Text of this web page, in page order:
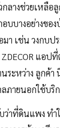
กลางช่วยเหลื
บบางอย่างขอ
มา เช่น วงกบ
แอป
นระหว่าง ลูกค้
ภายนอกใช้บริ
าที่ดินแพง ทำ